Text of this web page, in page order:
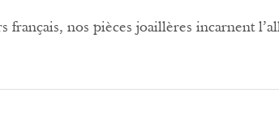
français, nos pièces joaillères incarnent